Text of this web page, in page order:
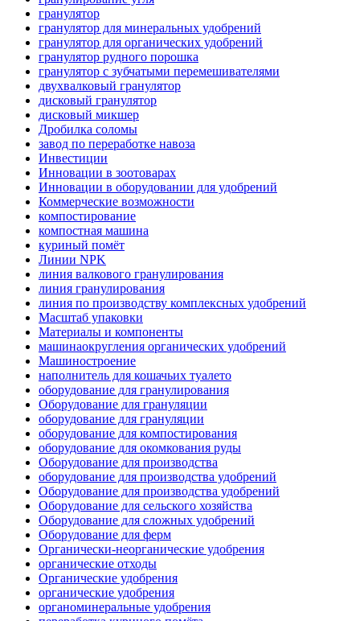
гранулятор
гранулятор для минеральных удобрений
гранулятор для органических удобрений
гранулятор рудного порошка
гранулятор с зубчатыми перемешивателями
двухвалковый гранулятор
дисковый гранулятор
дисковый микшер
Дробилка соломы
завод по переработке навоза
Инвестиции
Инновации в зоотоварах
Инновации в оборудовании для удобрений
Коммерческие возможности
компостирование
компостная машина
куриный помёт
Линии NPK
линия валкового гранулирования
линия гранулирования
линия по производству комплексных удобрений
Масштаб упаковки
Материалы и компоненты
машинаокругления органических удобрений
Машиностроение
наполнитель для кошачьих туалето
оборудование для гранулирования
Оборудование для грануляции
оборудование для грануляции
оборудование для компостирования
оборудование для окомкования руды
Оборудование для производства
оборудование для производства удобрений
Оборудование для производства удобрений
Оборудование для сельского хозяйства
Оборудование для сложных удобрений
Оборудование для ферм
Органически-неорганические удобрения
органические отходы
Органические удобрения
органические удобрения
органоминеральные удобрения